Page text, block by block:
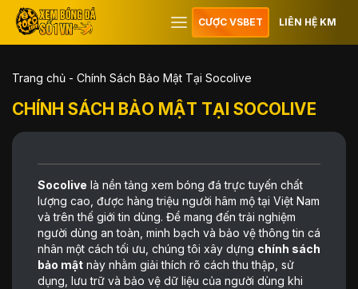
CƯỢC VSBET LIÊN HỆ KM
Trang chủ - Chính Sách Bảo Mật Tại Socolive
CHÍNH SÁCH BẢO MẬT TẠI SOCOLIVE
Socolive là nền tảng xem bóng đá trực tuyến chất
lượng cao, được hàng triệu người hâm mộ tại Việt Nam
và trên thế giới tin dùng. Để mang đến trải nghiệm
người dùng an toàn, minh bạch và bảo vệ thông tin cá
nhân một cách tối ưu, chúng tôi xây dựng chính sách
bảo mật này nhằm giải thích rõ cách thu thập, sử
dụng, lưu trữ và bảo vệ dữ liệu của người dùng khi